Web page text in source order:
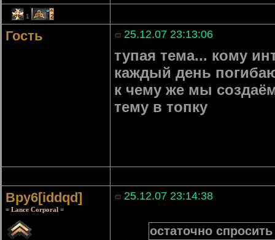
1 2
Гость 25.12.07 23:13:06
тупая тема... кому
каждый день
к чему же мы
тему в топку
Bpy6[iddqd]
= Lance Corporal =
25.12.07 23:14:38
остаточно